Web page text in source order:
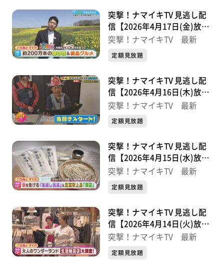
突撃！ナマイキTV 見逃し配
信【2026年4月17日(金)放送
分】
突撃！ナマイキTV 最新
定額見放題
突撃！ナマイキTV 見逃し配
信【2026年4月16日(木)放送
分】
突撃！ナマイキTV 最新
定額見放題
突撃！ナマイキTV 見逃し配
信【2026年4月15日(水)放送
分】
突撃！ナマイキTV 最新
定額見放題
突撃！ナマイキTV 見逃し配
信【2026年4月14日(火)放送
分】
突撃！ナマイキTV 最新
定額見放題